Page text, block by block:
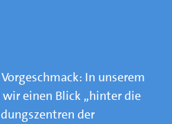
In unserem
einen Blick „hinter die
der